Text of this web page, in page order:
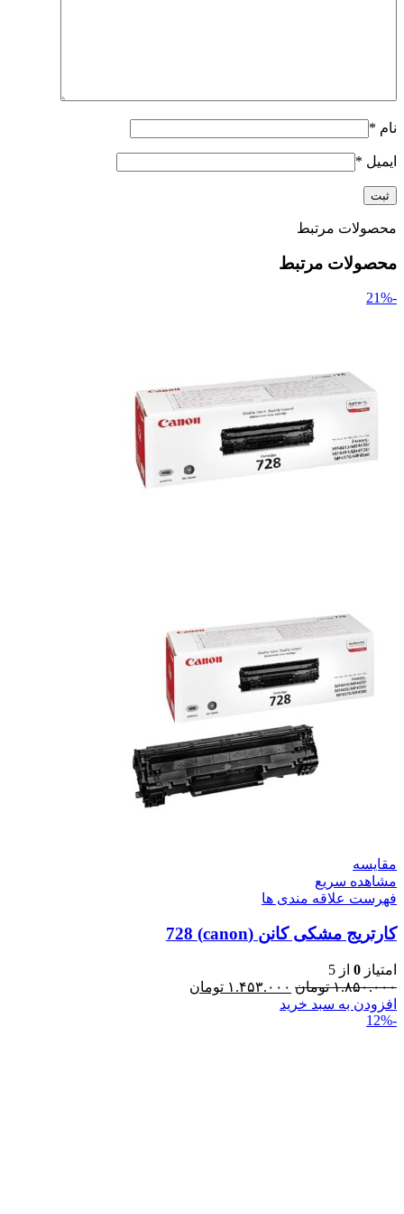
نام *
ایمیل *
محصولات مرتبط
محصولات مرتبط
-21%
مقایسه
مشاهده سریع
فهرست علاقه مندی ها
کارتریج مشکی کانن (canon) 728
امتیاز 0 از 5
۱.۸۵۰.۰۰۰ تومان ۱.۴۵۳.۰۰۰ تومان
افزودن به سبد خرید
-12%